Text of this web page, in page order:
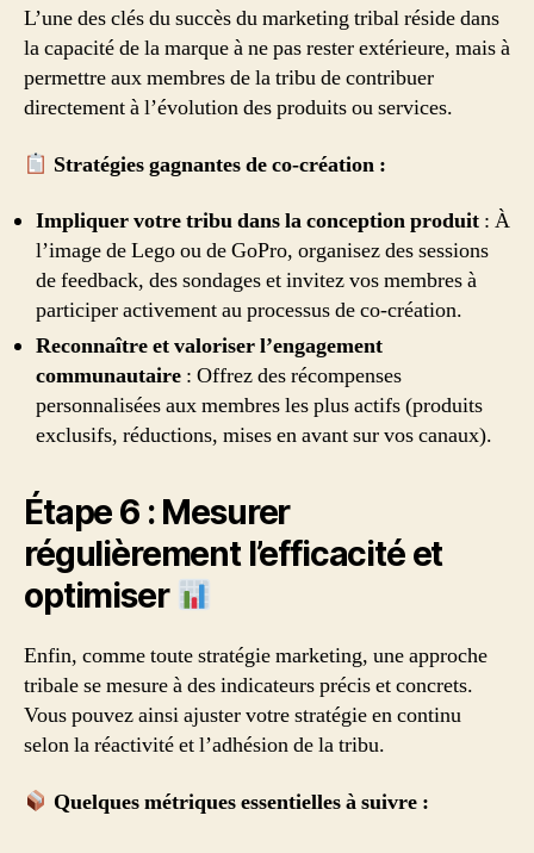
L’une des clés du succès du marketing tribal réside dans
la capacité de la marque à ne pas rester extérieure, mais à
permettre aux membres de la tribu de contribuer
directement à l’évolution des produits ou services.
Stratégies gagnantes de co-création :
Impliquer votre tribu dans la conception produit : À
l’image de Lego ou de GoPro, organisez des sessions
de feedback, des sondages et invitez vos membres à
participer activement au processus de co-création.
Reconnaître et valoriser l’engagement
communautaire : Offrez des récompenses
personnalisées aux membres les plus actifs (produits
exclusifs, réductions, mises en avant sur vos canaux).
Étape 6 : Mesurer
régulièrement l’efficacité et
optimiser
Enfin, comme toute stratégie marketing, une approche
tribale se mesure à des indicateurs précis et concrets.
Vous pouvez ainsi ajuster votre stratégie en continu
selon la réactivité et l’adhésion de la tribu.
Quelques métriques essentielles à suivre :